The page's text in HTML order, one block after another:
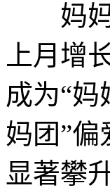
妈妈
上月增
成为“
妈团”
显著攀升